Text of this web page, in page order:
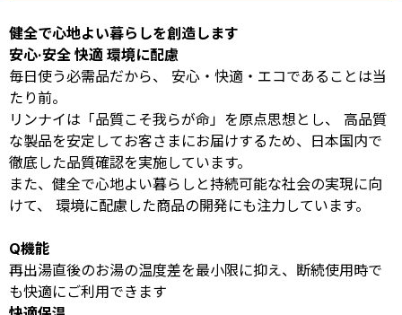
健全で心地よい暮らしを創造します
安心·安全 快適 環境に配慮
毎日使う必需品だから、 安心・快適・エコであることは当
たり前。
リンナイは「品質こそ我らが命」を原点思想とし、 高品質
な製品を安定してお客さまにお届けするため、日本国内で
徹底した品質確認を実施しています。
また、健全で心地よい暮らしと持続可能な社会の実現に向
けて、 環境に配慮した商品の開発にも注力しています。
Q機能
再出湯直後のお湯の温度差を最小限に抑え、断続使用時で
も快適にご利用できます